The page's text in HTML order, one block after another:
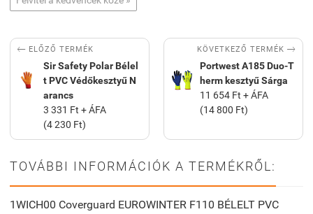
 ELŐZŐ TERMÉK
Sir Safety Polar Bélel
t PVC Védőkesztyű N
arancs
3 331 Ft + ÁFA
(4 230 Ft)
KÖVETKEZŐ TERMÉK 
Portwest A185 Duo-T
herm kesztyű Sárga
11 654 Ft + ÁFA
(14 800 Ft)
TOVÁBBI INFORMÁCIÓK A TERMÉKRŐL:
1WICH00 Coverguard EUROWINTER F110 BÉLELT PVC